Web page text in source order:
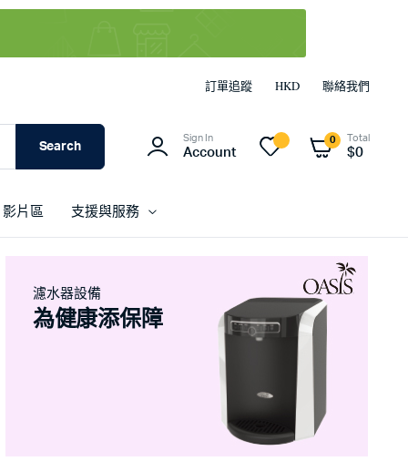
訂單追蹤 HKD 聯絡我們
Search
Sign In
Account
0 Total
$0
影片區 支援與服務
濾水器設備
為健康添保障